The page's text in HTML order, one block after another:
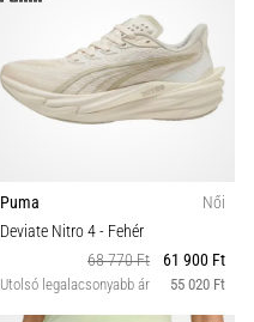
Puma
Női
Deviate Nitro 4- Fehér
68 770 Ft
61 900 Ft
Utolsó legalacsonyabb ár 55 020 Ft